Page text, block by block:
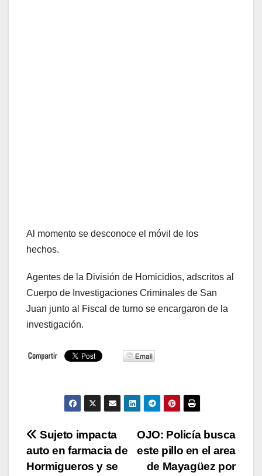
Al momento se desconoce el móvil de los
hechos.
Agentes de la División de Homicidios, adscritos al
Cuerpo de Investigaciones Criminales de San
Juan junto al Fiscal de turno se encargaron de la
investigación.
Navegación
de
OJO: Policía busca
este pillo en el area
de Mayagüez por
Sujeto impacta
auto en farmacia de
Hormigueros y se